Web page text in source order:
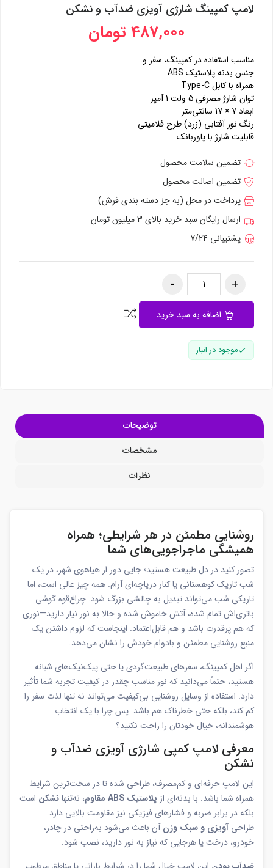
لامپ کمپینگ شارژی آویزی ضدآب و نشکن
487,000 تومان
مناسب استفاده در کمپینگ، سفر و…
جنس بدنه پلاستیک ABS
همراه با کابل Type-C
توان شارژ مصرفی 5 ولت 1 آمپر
ابعاد 7 × 17 سانتی‌متر
رنگ نور آفتابی (زرد) طرح فلامیتی
قابلیت شارژ با پاوربانک
تضمین سلامت محصول
تضمین اصالت محصول
پرداخت در محل (به جز دسته بندی فرش)
ارسال رایگان سبد خرید بالای 3 میلیون تومان
پشتیبانی 7/24
اضافه به سبد خرید
موجود در انبار
توضیحات
مشخصات
نظرات
روشنایی مطمئن در هر شرایطی؛ همراه
همیشگی ماجراجویی‌های شما
تصور کنید در دل طبیعت هستید؛ جایی دور از هیاهوی شهر، در یک
شب تاریک کوهستانی یا کنار دریاچه‌ای آرام. همه چیز عالی است، اما
تاریکی شب می‌تواند تبدیل به چالشی بزرگ شود. چراغ‌قوه گوشی
باتری‌اش تمام شده، آتش خاموش شده و حالا به نور نیاز دارید—نوری
که هم پرقدرت باشد و هم قابل‌اعتماد. اینجاست که لزوم داشتن یک
منبع روشنایی مطمئن و بادوام خودش را نشان می‌دهد.
اگر اهل کمپینگ، سفرهای طبیعت‌گردی یا حتی پیک‌نیک‌های شبانه
هستید، حتماً می‌دانید که نور مناسب چقدر در کیفیت تجربه شما تأثیر
دارد. استفاده از وسایل روشنایی بی‌کیفیت می‌تواند نه تنها لذت سفر را
کم کند، بلکه حتی خطرناک هم باشد. پس چرا با یک انتخاب
هوشمندانه، خیال خودتان را راحت نکنید؟
معرفی لامپ کمپی شارژی آویزی ضدآب و
نشکن
این لامپ حرفه‌ای و کم‌مصرف، طراحی شده تا در سخت‌ترین شرایط
همراه شما باشد. با بدنه‌ای از پلاستیک ABS مقاوم ، نه‌تنهانشکن است
بلکه در برابر ضربه و فشارهای فیزیکی نیز مقاومت بالایی دارد.
طراحی آویزی و سبک وزنآن باعث می‌شود به‌راحتی در چادر،
خودرو، درخت یا هرجایی که نیاز به نور دارید، نصب شود.